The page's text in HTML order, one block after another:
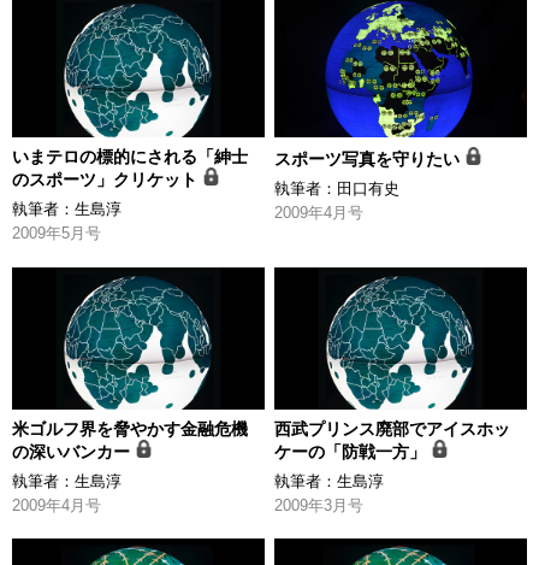
いまテロの標的にされる「紳士
のスポーツ」クリケット
執筆者： 生島淳
2009年5月号
スポーツ写真を守りたい
執筆者： 田口有史
2009年4月号
米ゴルフ界を脅やかす金融危機
の深いバンカー
執筆者： 生島淳
2009年4月号
西武プリンス廃部でアイスホッ
ケーの「防戦一方」
執筆者：生島淳
2009年3月号